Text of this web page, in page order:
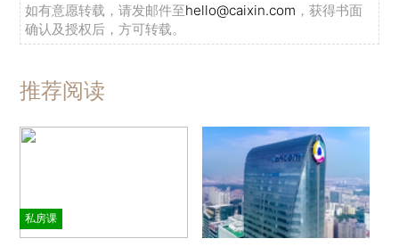
如有意愿转载，请发邮件至hello@caixin.com ，获得书面
确认及授权后，方可转载。
推荐阅读
私房课